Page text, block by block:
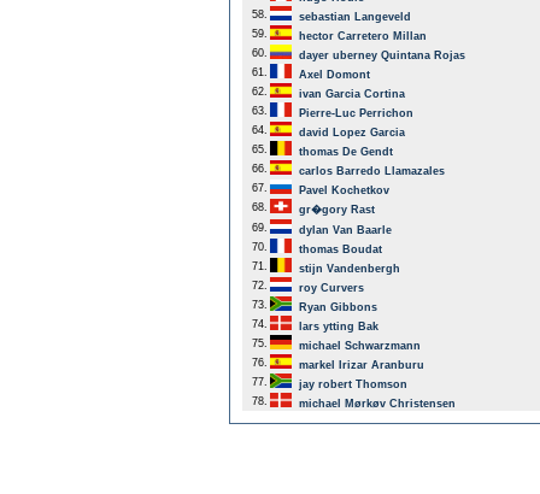
58.
sebastian Langeveld
59.
hector Carretero Millan
60.
dayer uberney Quintana Rojas
61.
Axel Domont
62.
ivan Garcia Cortina
63.
Pierre-Luc Perrichon
64.
david Lopez Garcia
65.
thomas De Gendt
66.
carlos Barredo Llamazales
67.
Pavel Kochetkov
68.
gr�gory Rast
69.
dylan Van Baarle
70.
thomas Boudat
71.
stijn Vandenbergh
72.
roy Curvers
73.
Ryan Gibbons
74.
lars ytting Bak
75.
michael Schwarzmann
76.
markel Irizar Aranburu
77.
jay robert Thomson
78.
michael Mørkøv Christensen